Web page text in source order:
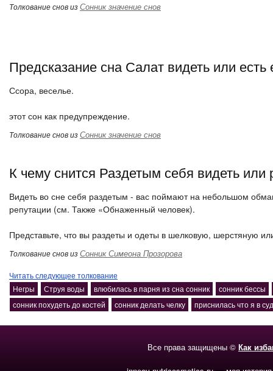
Толкование снов изСонник значение снов
Предсказание сна Салат видеть или есть
Ссора, веселье.
этот сон как предупреждение.
Толкование снов изСонник значение снов
К чему снится Раздетым себя видеть или
Видеть во сне себя раздетым - вас поймают на небольшом
репутации (см. Также «Обнаженный человек).
Представьте, что вы раздеты и одеты в шелковую, шерстяную
Толкование снов изСонник Симеона Прозорова
Читать следующее толкование
Негры
Струя воды влюбилась в парня из сна сонник
сонник бессы
сонник похудеть до костей
сонник делать челку приснилась что я в
Все права защищены © Как